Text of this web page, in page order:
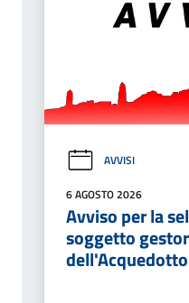
AVVISI
6 AGOSTO 2026
Avviso per la
soggetto
dell'Acquedotto